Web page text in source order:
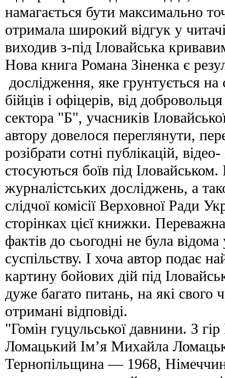
намагається бути максимально
отримала широкий відгук у
виходив з-під Іловайська
Нова книга Романа Зіненка є
дослідження, яке грунтується на
бійців і офіцерів, від
сектора "Б", учасників
автору довелося переглянути,
розібрати сотні публікацій,
стосуються боїв під
журналістських досліджень, а
слідчої комісії Верховної Ради
сторінках цієї книжки.
фактів до сьогодні не була
суспільству. І хоча автор подає
картину бойових дій під
дуже багато питань, на які свого
отримані відповіді.
"Гомін гуцульської давнини. З
Ломацький Ім’я Михайла
Тернопільщина — 1968,